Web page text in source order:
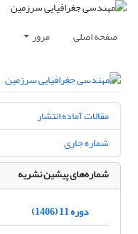
صفحه اصلی مرور
مقالات آماده انتشار
شماره جاری
شماره‌های پیشین نشریه
دوره 11 (1406)